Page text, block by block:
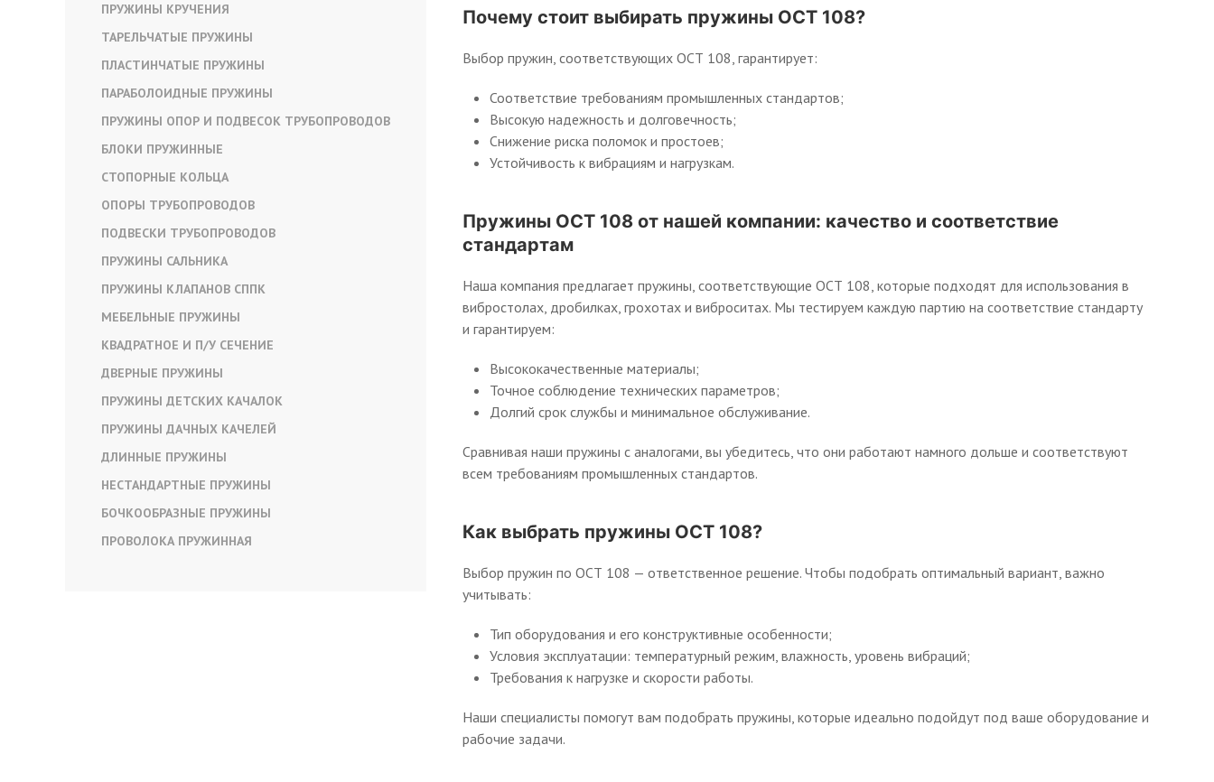
ПРУЖИНЫ КРУЧЕНИЯ
ТАРЕЛЬЧАТЫЕ ПРУЖИНЫ
ПЛАСТИНЧАТЫЕ ПРУЖИНЫ
ПАРАБОЛОИДНЫЕ ПРУЖИНЫ
ПРУЖИНЫ ОПОР И ПОДВЕСОК ТРУБОПРОВОДОВ
БЛОКИ ПРУЖИННЫЕ
СТОПОРНЫЕ КОЛЬЦА
ОПОРЫ ТРУБОПРОВОДОВ
ПОДВЕСКИ ТРУБОПРОВОДОВ
ПРУЖИНЫ САЛЬНИКА
ПРУЖИНЫ КЛАПАНОВ СППК
МЕБЕЛЬНЫЕ ПРУЖИНЫ
КВАДРАТНОЕ И П/У СЕЧЕНИЕ
ДВЕРНЫЕ ПРУЖИНЫ
ПРУЖИНЫ ДЕТСКИХ КАЧАЛОК
ПРУЖИНЫ ДАЧНЫХ КАЧЕЛЕЙ
ДЛИННЫЕ ПРУЖИНЫ
НЕСТАНДАРТНЫЕ ПРУЖИНЫ
БОЧКООБРАЗНЫЕ ПРУЖИНЫ
ПРОВОЛОКА ПРУЖИННАЯ
Почему стоит выбирать пружины ОСТ 108?
Выбор пружин, соответствующих ОСТ 108, гарантирует:
Соответствие требованиям промышленных стандартов;
Высокую надежность и долговечность;
Снижение риска поломок и простоев;
Устойчивость к вибрациям и нагрузкам.
Пружины ОСТ 108 от нашей компании: качество и соответствие
стандартам
Наша компания предлагает пружины, соответствующие ОСТ 108, которые подходят для использования в
вибростолах, дробилках, грохотах и виброситах. Мы тестируем каждую партию на соответствие стандарту
и гарантируем:
Высококачественные материалы;
Точное соблюдение технических параметров;
Долгий срок службы и минимальное обслуживание.
Сравнивая наши пружины с аналогами, вы убедитесь, что они работают намного дольше и соответствуют
всем требованиям промышленных стандартов.
Как выбрать пружины ОСТ 108?
Выбор пружин по ОСТ 108 — ответственное решение. Чтобы подобрать оптимальный вариант, важно
учитывать:
Тип оборудования и его конструктивные особенности;
Условия эксплуатации: температурный режим, влажность, уровень вибраций;
Требования к нагрузке и скорости работы.
Наши специалисты помогут вам подобрать пружины, которые идеально подойдут под ваше оборудование и
рабочие задачи.